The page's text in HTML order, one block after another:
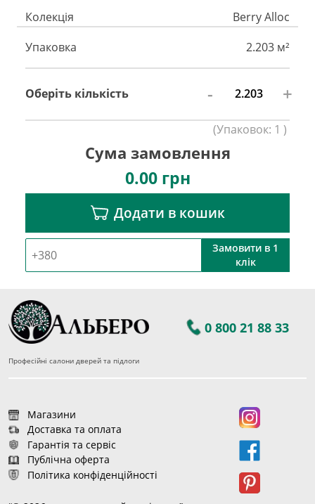
Колекція
Berry Alloc
Упаковка
2.203 м²
Оберіть кількість - +
(Упаковок: 1 )
Сума замовлення
0.00грн
Додати в кошик
Замовити в 1
клік
0 800 21 88 33
Професійні салони дверей та підлоги
Магазини
Доставка та оплата
Гарантія та сервіс
Публічна оферта
Політика конфіденційності